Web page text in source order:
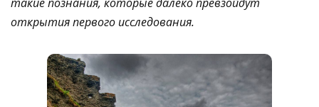
открытия первого исследования.